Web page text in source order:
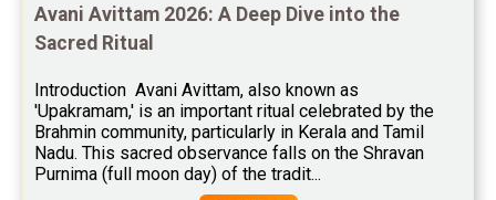
Avani Avittam 2026: A Deep Dive into the
Sacred Ritual
Introduction  Avani Avittam, also known as
'Upakramam,' is an important ritual celebrated by the
Brahmin community, particularly in Kerala and Tamil
Nadu. This sacred observance falls on the Shravan
Purnima (full moon day) of the tradit...